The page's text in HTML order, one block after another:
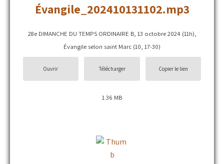
Évangile_202410131102.mp3
28e DIMANCHE DU TEMPS ORDINAIRE B, 13 octobre 2024 (11h),
Évangile selon saint Marc (10, 17-30)
Ouvrir Télécharger Copier le lien
1.36 MB